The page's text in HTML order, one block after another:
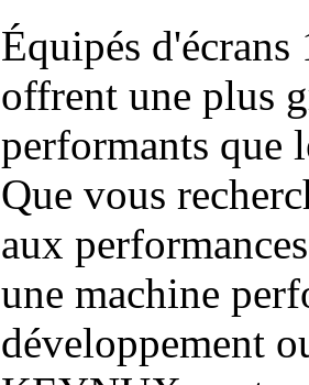
Équipés
offrent une plus
performants que
Que vous
aux
une machine
développement